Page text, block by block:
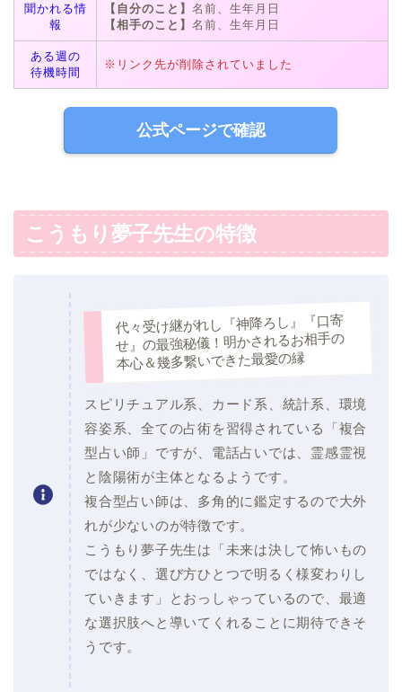
聞かれる情
報
【自分のこと】 名前、生年月日
【相手のこと】 名前、生年月日
ある週の
待機時間
※リンク先が削除されていました
公式ページで確認
こうもり夢子先生の特徴
代々受け継がれし『神降ろし』『口寄
せ』の最強秘儀！明かされるお相手の
本心＆幾多繋いできた最愛の縁
スピリチュアル系、カード系、統計系、環境
容姿系、全ての占術を習得されている「複合
型占い師」ですが、電話占いでは、霊感霊視
と陰陽術が主体となるようです。
複合型占い師は、多角的に鑑定するので大外
れが少ないのが特徴です。
こうもり夢子先生は「未来は決して怖いもの
ではなく、選び方ひとつで明るく様変わりし
ていきます」とおっしゃっているので、最適
な選択肢へと導いてくれることに期待できそ
うです。